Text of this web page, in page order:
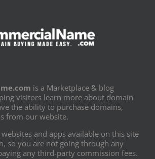
is a Marketplace & blog
visitors learn more about domain
the ability to purchase domains,
from our website.
and apps available on this site
so you are not going through any
any third-party commission fees.